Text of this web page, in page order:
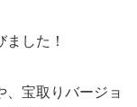
した！
、宝取りバージョ